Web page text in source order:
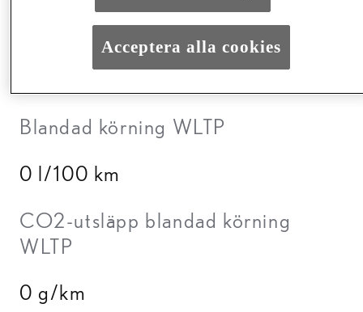
Acceleration 0-100 km/h
Blandad körning WLTP
0 l/100 km
CO2-utsläpp blandad körning
WLTP
0 g/km
Acceptera alla cookies